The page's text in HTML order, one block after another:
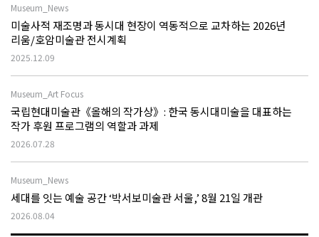
Museum_News
미술사적 재조명과 동시대 현장이 역동적으로 교차하는 2026년
리움/호암미술관 전시계획
2025.12.09
Museum_Art Focus
국립현대미술관《올해의 작가상》: 한국 동시대미술을 대표하는
작가 후원 프로그램의 역할과 과제
2026.07.28
Museum_News
세대를 잇는 예술 공간 ‘박서보미술관 서울,’ 8월 21일 개관
2026.08.04